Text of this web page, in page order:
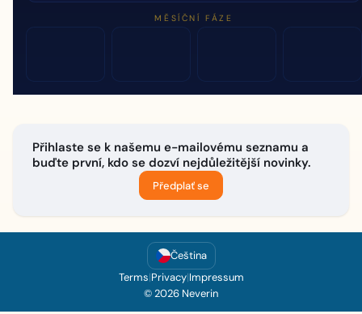
MĚSÍČNÍ FÁZE
Přihlaste se k našemu e-mailovému seznamu a
buďte první, kdo se dozví nejdůležitější novinky.
Předplať se
Čeština
Terms|Privacy|Impressum
© 2026 Neverin